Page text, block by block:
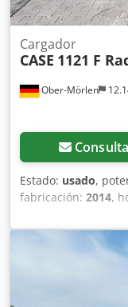
Ober-Mörlen
Cargador
CASE 1121 F
Estado: usado,
fabricación: 2014,
en vacío: 27.024
póngase en
ruedas / Wheel
2014, horas de
ancho: 2.990 mm,
autorizado: 27.024